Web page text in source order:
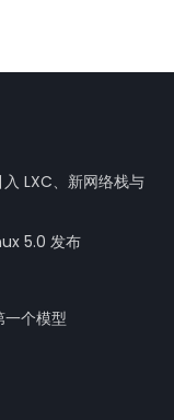
LXC、新网络栈与
5.0 发布
个模型